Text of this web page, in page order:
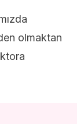
olmaktan